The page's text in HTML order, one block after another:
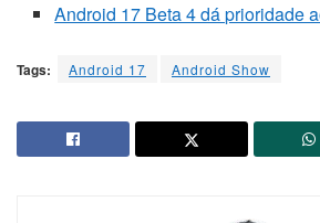
Android 17 Beta 4 dá prioridade
Tags: Android 17 Android Show